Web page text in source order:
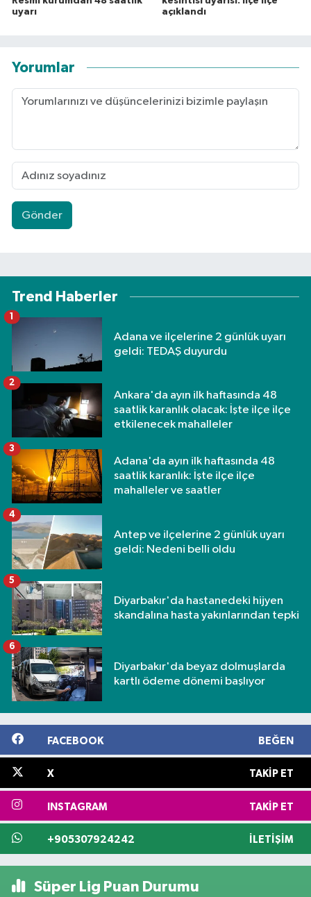
uyarı
açıklandı
Yorumlar
Gönder
Trend Haberler
Adana ve ilçelerine 2 günlük uyarı
geldi: TEDAŞ duyurdu
1
Ankara'da ayın ilk haftasında 48
saatlik karanlık olacak: İşte ilçe ilçe
etkilenecek mahalleler
2
Adana'da ayın ilk haftasında 48
saatlik karanlık: İşte ilçe ilçe
mahalleler ve saatler
3
Antep ve ilçelerine 2 günlük uyarı
geldi: Nedeni belli oldu
4
Diyarbakır'da hastanedeki hijyen
skandalına hasta yakınlarından tepki
5
Diyarbakır'da beyaz dolmuşlarda
kartlı ödeme dönemi başlıyor
6
FACEBOOK BEĞEN
X TAKIP ET
INSTAGRAM TAKIP ET
+905307924242 İLETIŞIM
Süper Lig Puan Durumu